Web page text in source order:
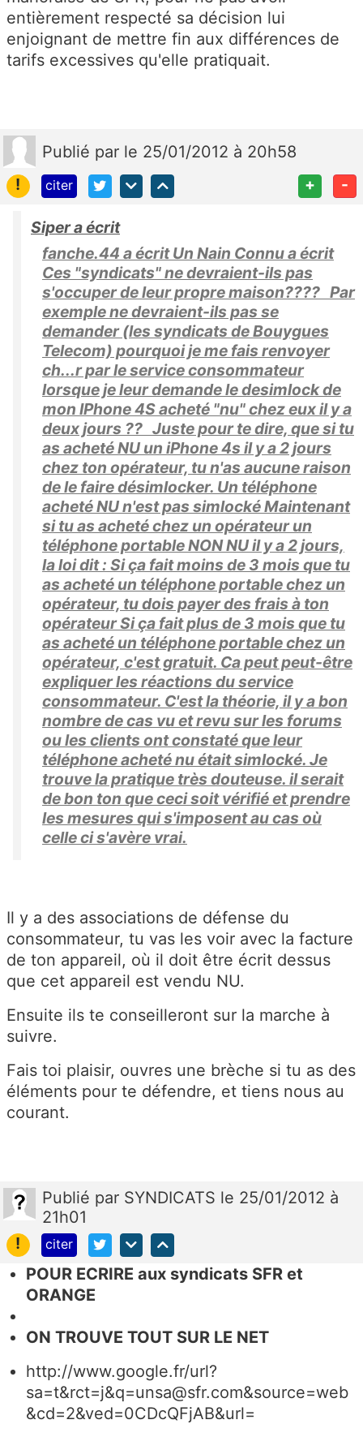
entièrement respecté sa décision lui
enjoignant de mettre fin aux différences de
tarifs excessives qu'elle pratiquait.
Publié par le 25/01/2012 à 20h58
!
citer + -
Siper a écrit
fanche.44 a écrit Un Nain Connu a écrit
Ces "syndicats" ne devraient-ils pas
s'occuper de leur propre maison???? Par
exemple ne devraient-ils pas se
demander (les syndicats de Bouygues
Telecom) pourquoi je me fais renvoyer
ch...r par le service consommateur
lorsque je leur demande le desimlock de
mon IPhone 4S acheté "nu" chez eux il y a
deux jours ?? Juste pour te dire, que si tu
as acheté NU un iPhone 4s il y a 2 jours
chez ton opérateur, tu n'as aucune raison
de le faire désimlocker. Un téléphone
acheté NU n'est pas simlocké Maintenant
si tu as acheté chez un opérateur un
téléphone portable NON NU il y a 2 jours,
la loi dit : Si ça fait moins de 3 mois que tu
as acheté un téléphone portable chez un
opérateur, tu dois payer des frais à ton
opérateur Si ça fait plus de 3 mois que tu
as acheté un téléphone portable chez un
opérateur, c'est gratuit. Ca peut peut-être
expliquer les réactions du service
consommateur. C'est la théorie, il y a bon
nombre de cas vu et revu sur les forums
ou les clients ont constaté que leur
téléphone acheté nu était simlocké. Je
trouve la pratique très douteuse. il serait
de bon ton que ceci soit vérifié et prendre
les mesures qui s'imposent au cas où
celle ci s'avère vrai.
Il y a des associations de défense du
consommateur, tu vas les voir avec la facture
de ton appareil, où il doit être écrit dessus
que cet appareil est vendu NU.
Ensuite ils te conseilleront sur la marche à
suivre.
Fais toi plaisir, ouvres une brèche si tu as des
éléments pour te défendre, et tiens nous au
courant.
Publié par SYNDICATS le 25/01/2012 à
21h01
!
citer
POUR ECRIRE aux syndicats SFR et
ORANGE
ON TROUVE TOUT SUR LE NET
http://www.google.fr/url?
sa=t&rct=j&q=unsa@sfr.com&source=web
&cd=2&ved=0CDcQFjAB&url=